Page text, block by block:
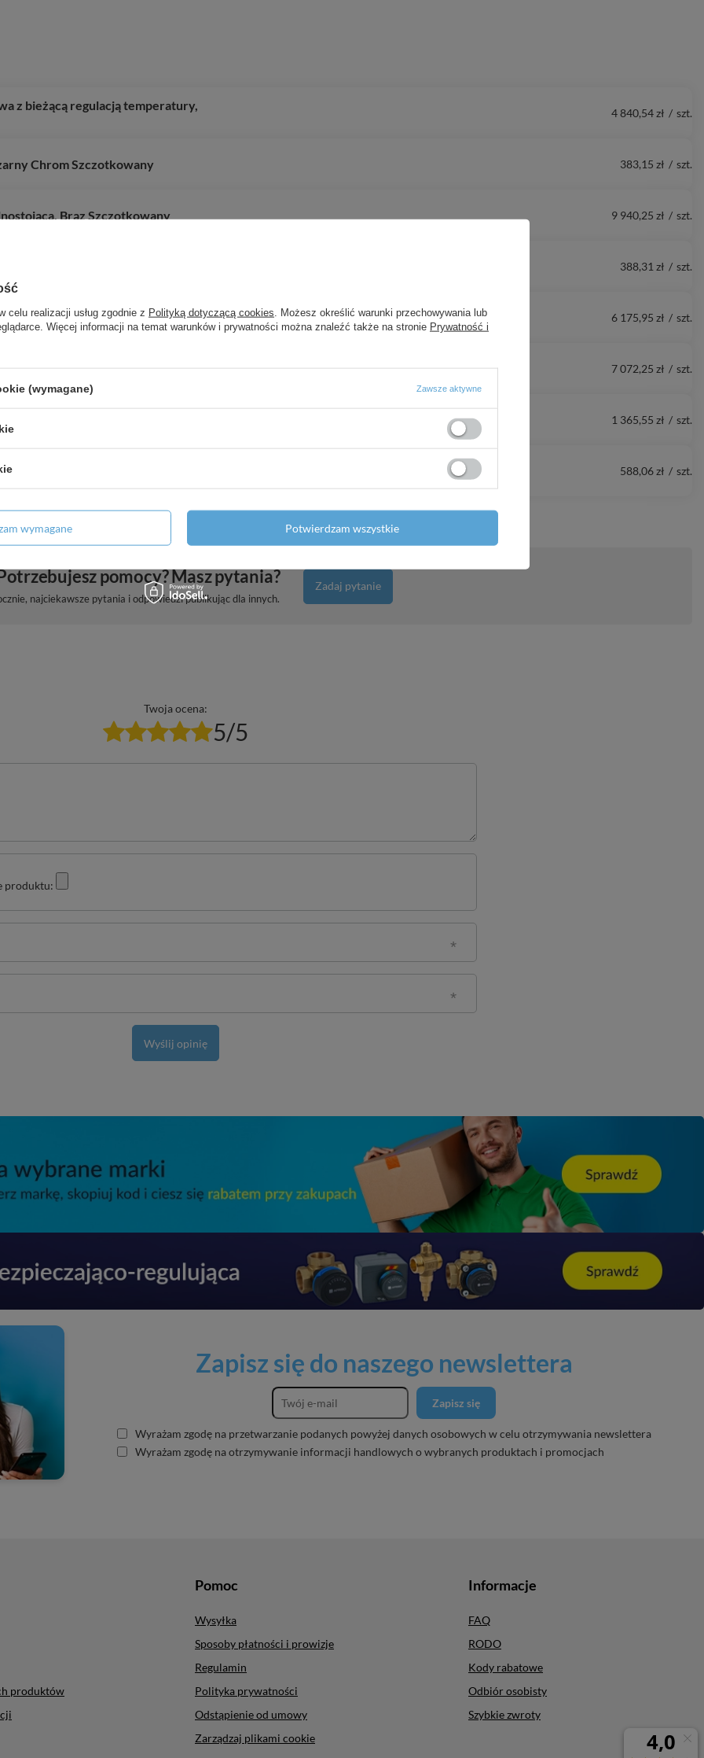
z bieżącą regulacją temperatury,
4 840,54 zł / szt.
Chrom Szczotkowany 383,15 zł / szt.
Brąz Szczotkowany 9 940,25 zł / szt.
Szczotkowany 388,31 zł / szt.
1jet EcoSmart+ z termostatem
6 175,95 zł / szt.
Czarny Chrom
7 072,25 zł / szt.
Quattro, podtynkowy 1 365,55 zł / szt.
120 3jet z wężem 125 cm, Chrom 588,06 zł / szt.
pomocy? Masz pytania?
najciekawsze pytania i odpowiedzi publikując dla innych.
Zadaj pytanie
Twoja ocena:
5/5
produktu:
Wyślij opinię
Zapisz się do naszego newslettera
Zapisz się
Wyrażam zgodę na przetwarzanie podanych powyżej danych osobowych w celu otrzymywania newslettera
Wyrażam zgodę na otrzymywanie informacji handlowych o wybranych produktach i promocjach
produktów
Pomoc
Wysyłka
Sposoby płatności i prowizje
Regulamin
Polityka prywatności
Odstąpienie od umowy
Zarządzaj plikami cookie
Informacje
FAQ
RODO
Kody rabatowe
Odbiór osobisty
Szybkie zwroty
celu realizacji usług zgodnie z Polityką dotyczącą cookies . Możesz określić warunki przechowywania lub
Więcej informacji na temat warunków i prywatności można znaleźć także na stronie Prywatność i
(wymagane) Zawsze aktywne
wymagane Potwierdzam wszystkie